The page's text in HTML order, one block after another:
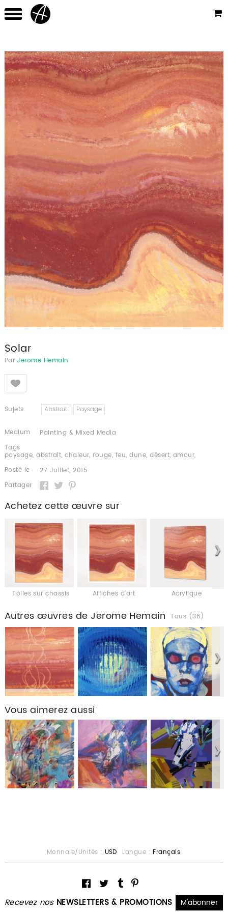
Solar
Par Jerome Hemain
Like
Sujets Abstrait Paysage
Medium
Painting & Mixed Media
Tags
paysage,abstrait,chaleur, rouge, feu,dune,désert, amour,
Posté le
27 Juillet, 2015
Partager
Achetez cette œuvre sur
Toiles sur chassis Affiches d'art Acrylique
Autres œuvres de Jerome Hemain Tous (36)
Vous aimerez aussi
Recevez nos NEWSLETTERS & PROMOTIONS
Monnaie/Unités : USD Langue : Français